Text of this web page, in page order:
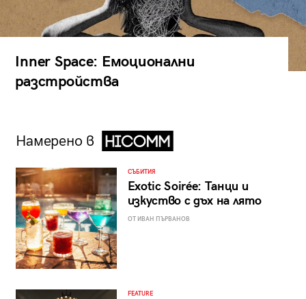
Inner Space: Емоционални
разстройства
Намерено в
СЪБИТИЯ
Exotic Soirée: Танци и
изкуство с дъх на лято
ОТ ИВАН ПЪРВАНОВ
FEATURE